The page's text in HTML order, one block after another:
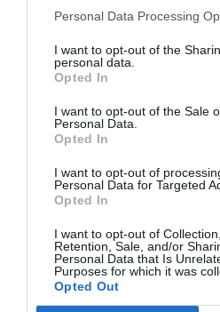
Personal Data Processing
I want to opt-out of the
personal data.
Opted In
I want to opt-out of the Sale
Personal Data.
Opted In
I want to opt-out of
Personal Data for Targeted
Opted In
I want to opt-out of
Retention, Sale, and/or
Personal Data that Is
Purposes for which it was
Opted Out
CAMPEÕES, SUBIDAS E
JOGOS EM
ÚLTIMOS
RESULTADOS
RESULTADOS
DO DIA